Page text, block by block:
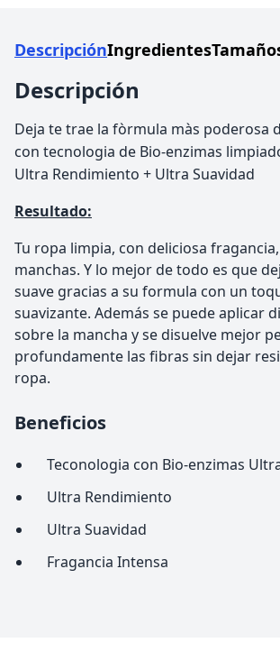
DescripciónIngredientes
Descripción
Deja te trae la fòrmula màs poderosa
con tecnologia de Bio-enzimas
Ultra Rendimiento + Ultra Suavidad
Resultado:
Tu ropa limpia, con deliciosa
manchas. Y lo mejor de todo es que
suave gracias a su formula con un
suavizante. Además se puede aplicar
sobre la mancha y se disuelve mejor
profundamente las fibras sin dejar
ropa.
Beneficios
Teconologia con Bio-enzimas
Ultra Rendimiento
Ultra Suavidad
Fragancia Intensa